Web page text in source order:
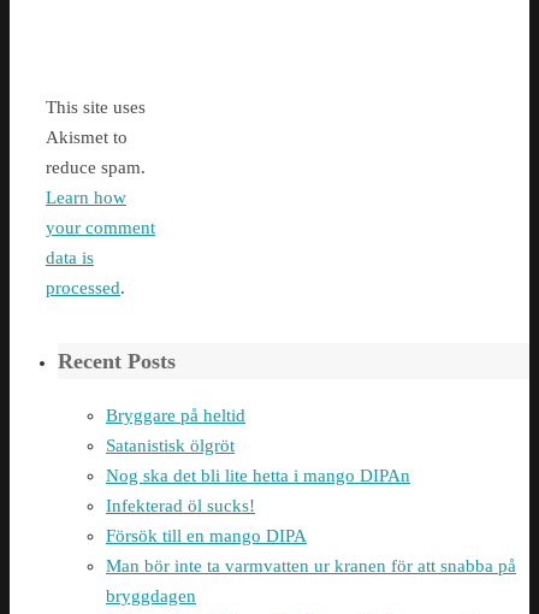
This site uses
Akismet to
reduce spam.
Learn how
your comment
data is
processed.
Recent Posts
Bryggare på heltid
Satanistisk ölgröt
Nog ska det bli lite hetta i mango DIPAn
Infekterad öl sucks!
Försök till en mango DIPA
Man bör inte ta varmvatten ur kranen för att snabba på
bryggdagen